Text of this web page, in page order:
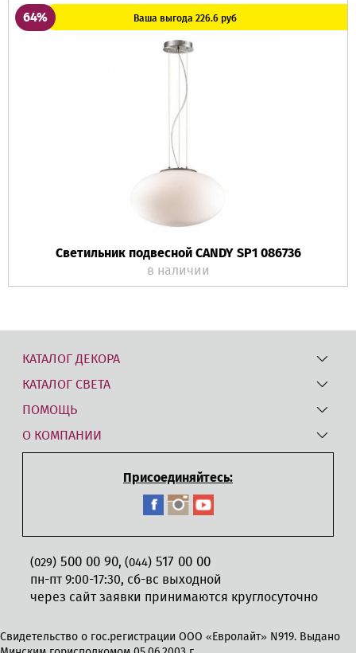
64% Ваша выгода 226.6 руб
Светильник подвесной CANDY SP1 086736
в наличии
КАТАЛОГ ДЕКОРА
КАТАЛОГ СВЕТА
ПОМОЩЬ
О КОМПАНИИ
Присоединяйтесь:
(029) 500 00 90, (044) 517 00 00
пн-пт 9:00-17:30, сб-вс выходной
через сайт заявки принимаются круглосуточно
Свидетельство о гос.регистрации ООО «Евролайт» N919. Выдано